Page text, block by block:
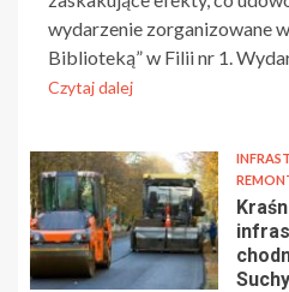
wydarzenie zorganizowane
Biblioteką” w Filii nr 1.
Czytaj dalej